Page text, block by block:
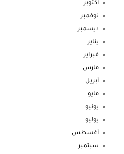
أكتوبر
نوفمبر
ديسمبر
يناير
فبراير
مارس
أبريل
مايو
يونيو
يوليو
أغسطس
سبتمبر